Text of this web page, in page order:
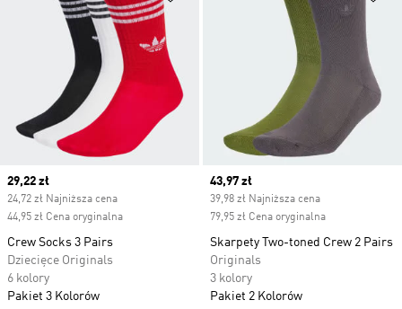
Current price
29,22 zł
24,72 zł Najniższa cena
44,95 zł Cena oryginalna
Crew Socks 3 Pairs
Dziecięce Originals
6 kolory
Pakiet 3 Kolorów
Current price
43,97 zł
39,98 zł Najniższa cena
79,95 zł Cena oryginalna
Skarpety Two-toned Crew 2 Pairs
Originals
3 kolory
Pakiet 2 Kolorów